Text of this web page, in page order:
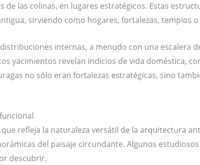
de las colinas, en lugares estratégicos. Estas
sirviendo como hogares, fortalezas, templos
internas, a menudo con una escalera
yacimientos revelan indicios de vida doméstica,
no sólo eran fortalezas estratégicas, sino
refleja la naturaleza versátil de la arquitectura
del paisaje circundante. Algunos
descubrir.